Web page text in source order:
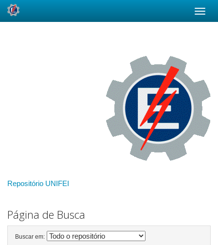
Repositório UNIFEI
Página de Busca
Buscar em: